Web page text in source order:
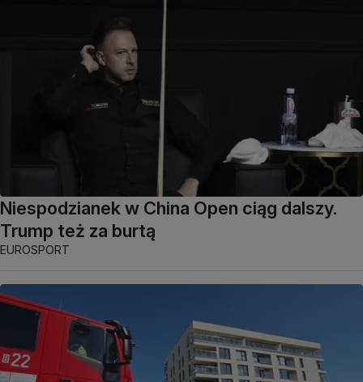
Niespodzianek w China Open ciąg dalszy.
Trump też za burtą
EUROSPORT